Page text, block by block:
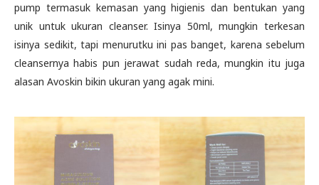
pump termasuk kemasan yang higienis dan bentukan yang
unik untuk ukuran cleanser. Isinya 50ml, mungkin terkesan
isinya sedikit, tapi menurutku ini pas banget, karena sebelum
cleansernya habis pun jerawat sudah reda, mungkin itu juga
alasan Avoskin bikin ukuran yang agak mini.